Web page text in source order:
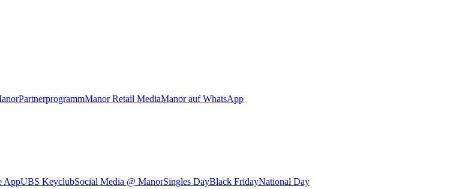
PartnerprogrammManor Retail MediaManor auf WhatsApp
AppUBS KeyclubSocial Media @ ManorSingles DayBlack FridayNational Day